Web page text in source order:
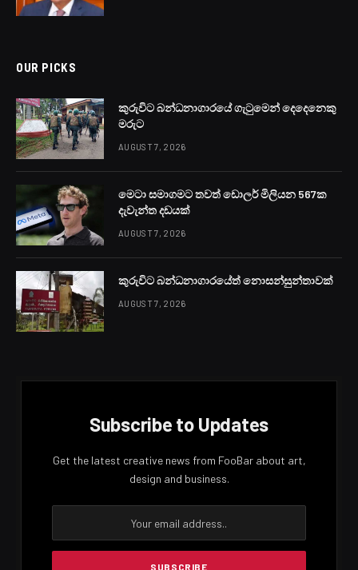
ගුවන්තොටුපොළේදී ලබාදෙන තීරු බදු සහනය මැයි 1 වනදා
සිට ඉහළ නැංවීමට තීරණය කර තිබේ.
රජයේ ප්‍රවෘත්ති දෙපාර්තමේන්තුවේදී අද (27) පැවති ප්‍රවෘත්ති
සාකච්ඡාවකට එක්වෙමින් අමාත්‍ය මනූෂ නානායක්කාර
මහතා වැඩිදුරටත් සඳහන් කර සිටියේ, ඒ සඳහා වන චක්‍රලේඛය
නිකුත් කර ඇති බවය.
ගුවන්තොටුපොළේ දී මේ වන විට ලබාදෙන තීරුබදු සහනට
අමතර විශේෂ තීරු බදු සහන විදේශ ගත ශ්‍රමිකයින්ට ලබාදෙන
ලෙසට වන කැබිනට් පත්‍රිකාවක් කම්කරු සහ විදේශ රැකියා
චක්‍රෙල්ඛය නිකුත් කර තිබේ.
පසුගිය වසරේ මැයි පළමු වැනිදා සිට බැංකු ක්‍රමය හරහා එවනු